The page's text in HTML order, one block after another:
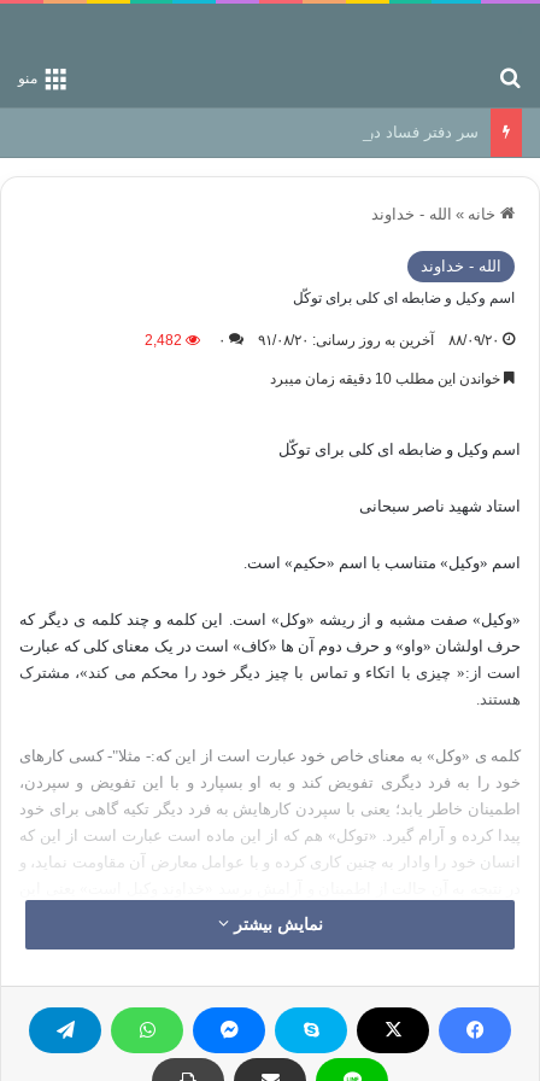
منو
سر دفتر فساد در زمین‌، دوری وکناره‌گیری از راه خداست‌!
خانه » الله - خداوند
الله - خداوند
اسم وکیل و ضابطه ای کلی برای توکّل
۸۸/۰۹/۲۰ آخرین به روز رسانی: ۹۱/۰۸/۲۰ ۰ 2,482
خواندن این مطلب 10 دقیقه زمان میبرد
اسم وکیل و ضابطه ای کلی برای توکّل
استاد شهید ناصر سبحانی
اسم «وکیل» متناسب با اسم «حکیم» است.
«وکیل» صفت مشبه و از ریشه «وکل» است. این کلمه و چند کلمه ی دیگر که
حرف اولشان «واو» و حرف دوم آن ها «کاف» است در یک معنای کلی که عبارت
است از:« چیزی با اتکاء و تماس با چیز دیگر خود را محکم می کند»، مشترک
هستند.
کلمه ی «وکل» به معنای خاص خود عبارت است از این که:- مثلا"- کسی کارهای
خود را به فرد دیگری تفویض کند و به او بسپارد و با این تفویض و سپردن،
اطمینان خاطر یابد؛ یعنی با سپردن کارهایش به فرد دیگر تکیه گاهی برای خود
پیدا کرده و آرام گیرد. «توکل» هم که از این ماده است عبارت است از این که
انسان خود را وادار به چنین کاری کرده و با عوامل معارض آن مقاومت نماید، و
صفت برای خداوند ثابت شده است که هر کسی کاری داشته باشد و در حالت و
برای روشن شدن مطلب کمی به عقب بر می گردیم.
نمایش بیشتر